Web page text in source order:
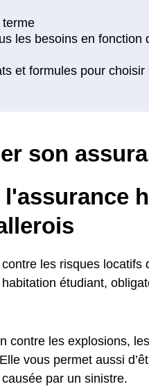
son
contre les risques locatifs
étudiant,
contre les explosions,
vous permet aussi
par un sinistre.